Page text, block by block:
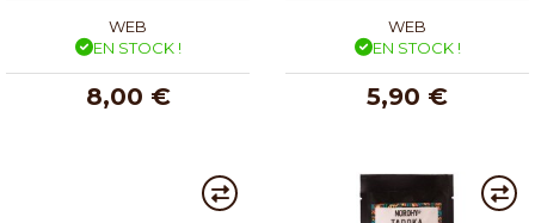
WEB
EN STOCK !
8,00 €
WEB
EN STOCK !
5,90 €